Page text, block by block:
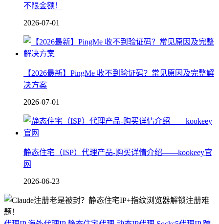
不限金额！
2026-07-01
【2026最新】PingMe 收不到验证码？常见原因及完整解
决方案
2026-07-01
静态住宅（ISP）代理产品-购买详情介绍——kookeey官
网
2026-06-23